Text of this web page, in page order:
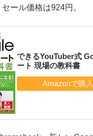
ール価格は924円。
できるYouTuber式
ート 現場の教科書